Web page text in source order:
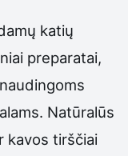
katių
preparatai,
Natūralūs
kavos tirščiai